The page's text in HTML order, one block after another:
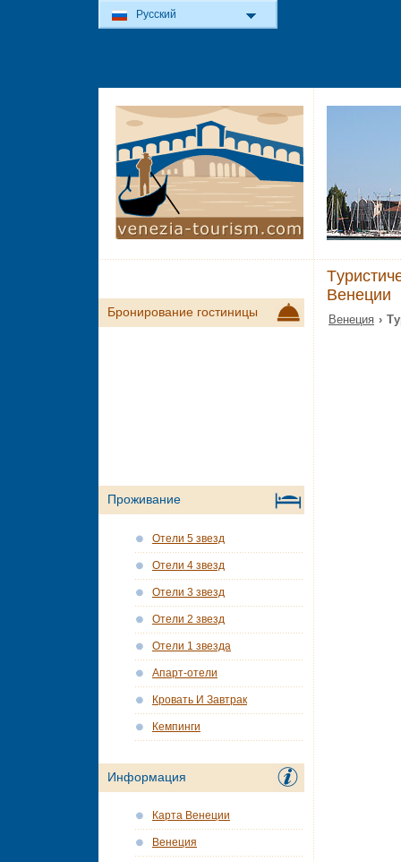
Венеции
Венеция ›
Бронирование гостиницы
Проживание
Отели 5 звезд
Отели 4 звезд
Отели 3 звезд
Отели 2 звезд
Отели 1 звезда
Апарт-отели
Кровать И Завтрак
Кемпинги
Информация
Карта Венеции
Венеция
Русский